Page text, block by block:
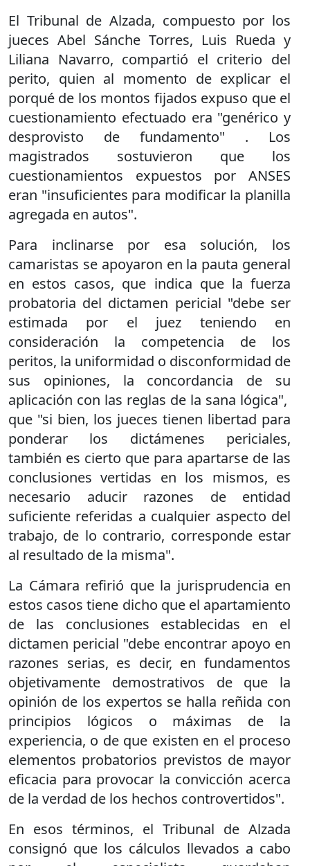
El Tribunal de Alzada, compuesto por los
jueces Abel Sánche Torres, Luis Rueda y
Liliana Navarro, compartió el criterio del
perito, quien al momento de explicar el
porqué de los montos fijados expuso que el
cuestionamiento efectuado era "genérico y
desprovisto de fundamento" . Los
magistrados sostuvieron que los
cuestionamientos expuestos por ANSES
eran "insuficientes para modificar la planilla
agregada en autos".
Para inclinarse por esa solución, los
camaristas se apoyaron en la pauta general
en estos casos, que indica que la fuerza
probatoria del dictamen pericial "debe ser
estimada por el juez teniendo en
consideración la competencia de los
peritos, la uniformidad o disconformidad de
sus opiniones, la concordancia de su
aplicación con las reglas de la sana lógica",
que "si bien, los jueces tienen libertad para
ponderar los dictámenes periciales,
también es cierto que para apartarse de las
conclusiones vertidas en los mismos, es
necesario aducir razones de entidad
suficiente referidas a cualquier aspecto del
trabajo, de lo contrario, corresponde estar
al resultado de la misma".
La Cámara refirió que la jurisprudencia en
estos casos tiene dicho que el apartamiento
de las conclusiones establecidas en el
dictamen pericial "debe encontrar apoyo en
razones serias, es decir, en fundamentos
objetivamente demostrativos de que la
opinión de los expertos se halla reñida con
principios lógicos o máximas de la
experiencia, o de que existen en el proceso
elementos probatorios previstos de mayor
eficacia para provocar la convicción acerca
de la verdad de los hechos controvertidos".
En esos términos, el Tribunal de Alzada
consignó que los cálculos llevados a cabo